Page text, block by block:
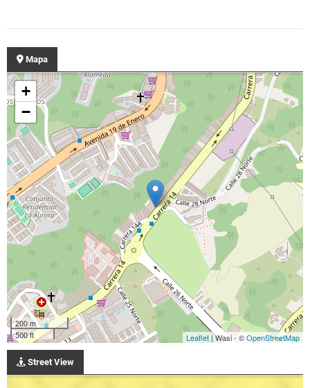
Mapa
+
−
200 m
500 ft
Leaflet | Wasi - ©OpenStreetMap
Street View